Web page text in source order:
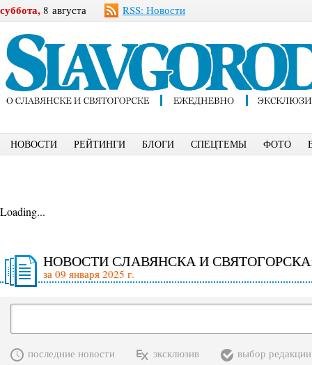
суббота, 8 августа RSS: Новости
НОВОСТИ РЕЙТИНГИ БЛОГИ СПЕЦТЕМЫ ФОТО
Loading...
НОВОСТИ СЛАВЯНСКА И
за 09 января 2025 г.
последние новости эксклюзив выбор редакции